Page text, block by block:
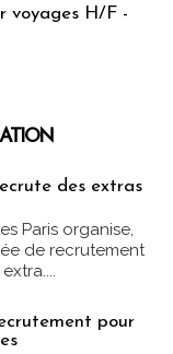
voyages H/F -
des extras
Paris organise,
de recrutement
pour